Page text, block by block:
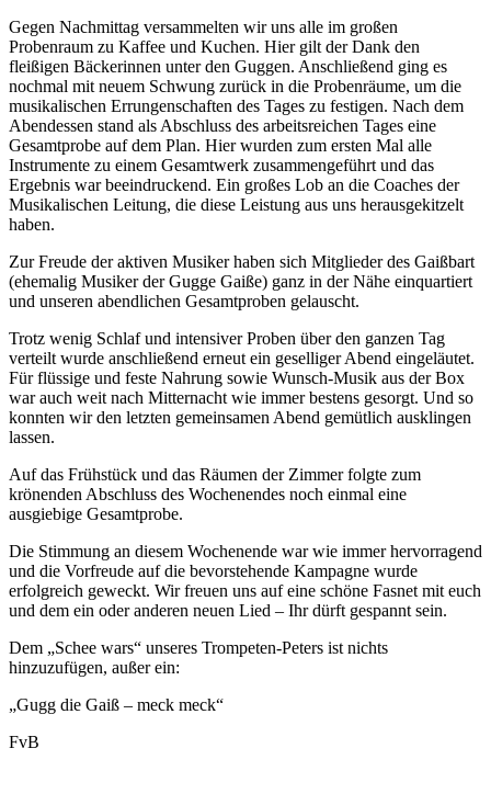
Gegen Nachmittag versammelten wir uns alle im großen
Probenraum zu Kaffee und Kuchen. Hier gilt der Dank den
fleißigen Bäckerinnen unter den Guggen. Anschließend ging es
nochmal mit neuem Schwung zurück in die Probenräume, um die
musikalischen Errungenschaften des Tages zu festigen. Nach dem
Abendessen stand als Abschluss des arbeitsreichen Tages eine
Gesamtprobe auf dem Plan. Hier wurden zum ersten Mal alle
Instrumente zu einem Gesamtwerk zusammengeführt und das
Ergebnis war beeindruckend. Ein großes Lob an die Coaches der
Musikalischen Leitung, die diese Leistung aus uns herausgekitzelt
haben.
Zur Freude der aktiven Musiker haben sich Mitglieder des Gaißbart
(ehemalig Musiker der Gugge Gaiße) ganz in der Nähe einquartiert
und unseren abendlichen Gesamtproben gelauscht.
Trotz wenig Schlaf und intensiver Proben über den ganzen Tag
verteilt wurde anschließend erneut ein geselliger Abend eingeläutet.
Für flüssige und feste Nahrung sowie Wunsch-Musik aus der Box
war auch weit nach Mitternacht wie immer bestens gesorgt. Und so
konnten wir den letzten gemeinsamen Abend gemütlich ausklingen
lassen.
Auf das Frühstück und das Räumen der Zimmer folgte zum
krönenden Abschluss des Wochenendes noch einmal eine
ausgiebige Gesamtprobe.
Die Stimmung an diesem Wochenende war wie immer hervorragend
und die Vorfreude auf die bevorstehende Kampagne wurde
erfolgreich geweckt. Wir freuen uns auf eine schöne Fasnet mit euch
und dem ein oder anderen neuen Lied – Ihr dürft gespannt sein.
Dem „Schee wars“ unseres Trompeten-Peters ist nichts
hinzuzufügen, außer ein:
„Gugg die Gaiß – meck meck“
FvB